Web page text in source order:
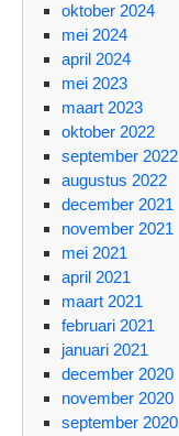
oktober 2024
mei 2024
april 2024
mei 2023
maart 2023
oktober 2022
september 2022
augustus 2022
december 2021
november 2021
mei 2021
april 2021
maart 2021
februari 2021
januari 2021
december 2020
november 2020
september 2020